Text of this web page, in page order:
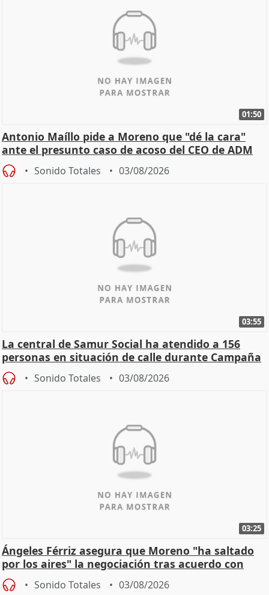
01:50
Antonio Maíllo pide a Moreno que "dé la cara"
ante el presunto caso de acoso del CEO de ADM
Sonido Totales 03/08/2026
03:55
La central de Samur Social ha atendido a 156
personas en situación de calle durante Campaña
de Calor
Sonido Totales 03/08/2026
03:25
Ángeles Férriz asegura que Moreno "ha saltado
por los aires" la negociación tras acuerdo con
SMA
Sonido Totales 03/08/2026